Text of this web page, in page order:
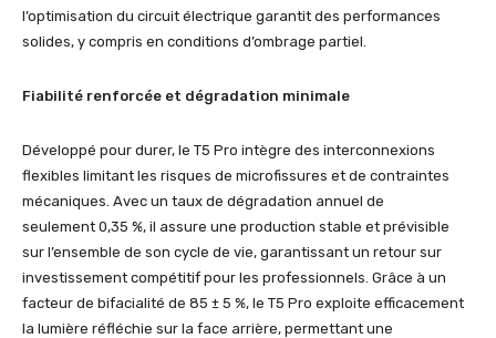
l’optimisation du circuit électrique garantit des performances
solides, y compris en conditions d’ombrage partiel.
Fiabilité renforcée et dégradation minimale
Développé pour durer, le T5 Pro intègre des interconnexions
flexibles limitant les risques de microfissures et de contraintes
mécaniques. Avec un taux de dégradation annuel de
seulement 0,35 %, il assure une production stable et prévisible
sur l’ensemble de son cycle de vie, garantissant un retour sur
investissement compétitif pour les professionnels. Grâce à un
facteur de bifacialité de 85 ± 5 %, le T5 Pro exploite efficacement
la lumière réfléchie sur la face arrière, permettant une